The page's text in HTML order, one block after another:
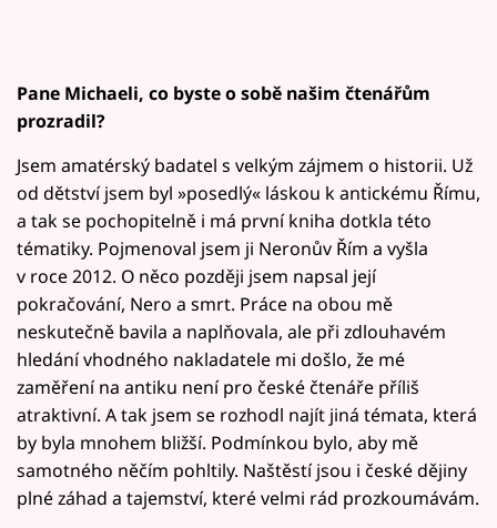
Pane Michaeli, co byste o sobě našim čtenářům
prozradil?
Jsem amatérský badatel s velkým zájmem o historii. Už
od dětství jsem byl »posedlý« láskou k antickému Římu,
a tak se pochopitelně i má první kniha dotkla této
tématiky. Pojmenoval jsem ji Neronův Řím a vyšla
v roce 2012. O něco později jsem napsal její
pokračování, Nero a smrt. Práce na obou mě
neskutečně bavila a naplňovala, ale při zdlouhavém
hledání vhodného nakladatele mi došlo, že mé
zaměření na antiku není pro české čtenáře příliš
atraktivní. A tak jsem se rozhodl najít jiná témata, která
by byla mnohem bližší. Podmínkou bylo, aby mě
samotného něčím pohltily. Naštěstí jsou i české dějiny
plné záhad a tajemství, které velmi rád prozkoumávám.